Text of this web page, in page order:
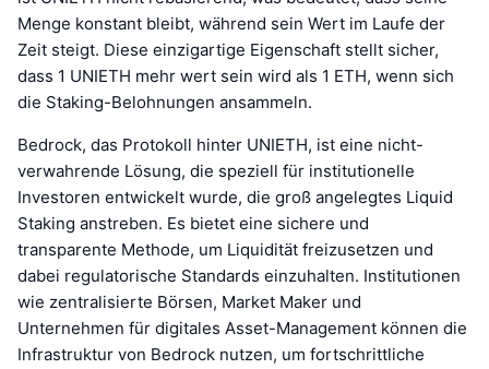
Menge konstant bleibt, während sein Wert im Laufe der
Zeit steigt. Diese einzigartige Eigenschaft stellt sicher,
dass 1 UNIETH mehr wert sein wird als 1 ETH, wenn sich
die Staking-Belohnungen ansammeln.
Bedrock, das Protokoll hinter UNIETH, ist eine nicht-
verwahrende Lösung, die speziell für institutionelle
Investoren entwickelt wurde, die groß angelegtes Liquid
Staking anstreben. Es bietet eine sichere und
transparente Methode, um Liquidität freizusetzen und
dabei regulatorische Standards einzuhalten. Institutionen
wie zentralisierte Börsen, Market Maker und
Unternehmen für digitales Asset-Management können die
Infrastruktur von Bedrock nutzen, um fortschrittliche